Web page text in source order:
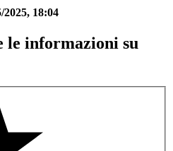
2025, 18:04
le informazioni su